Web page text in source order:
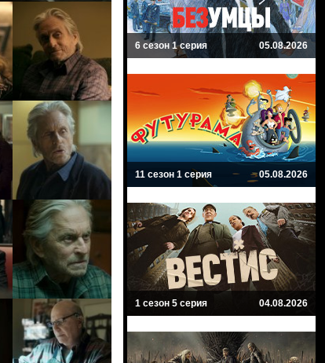
6 сезон 1 серия 05.08.2026
11 сезон 1 серия 05.08.2026
1 сезон 5 серия 04.08.2026